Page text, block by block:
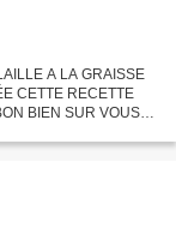
A LA GRAISSE
CETTE RECETTE
BIEN SUR VOUS